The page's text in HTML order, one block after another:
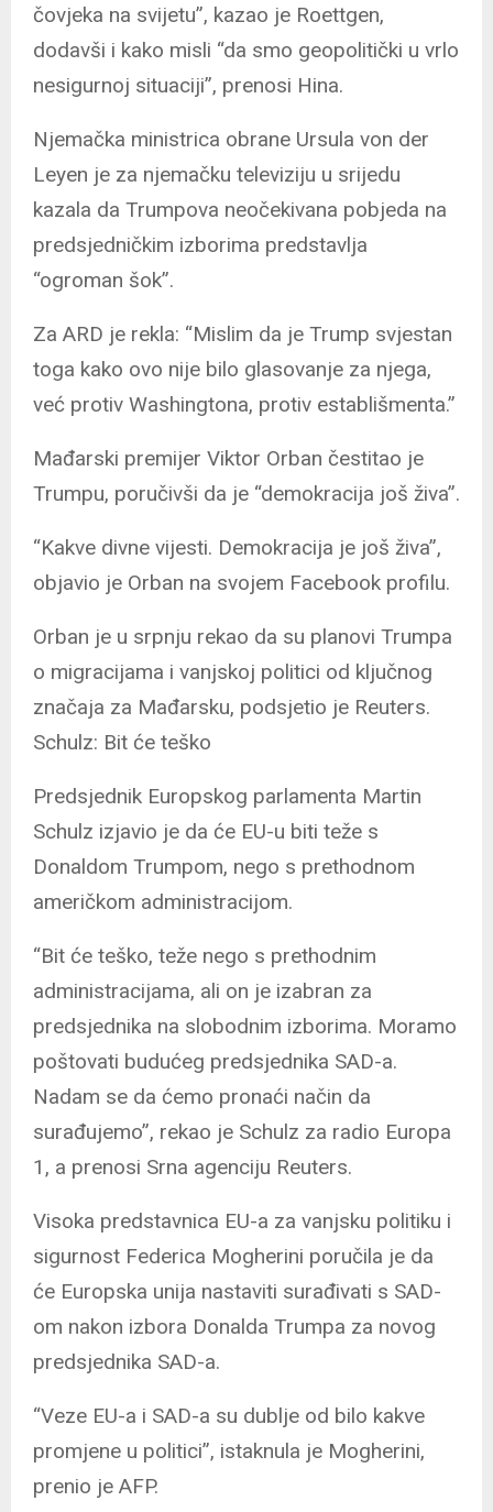
čovjeka na svijetu”, kazao je Roettgen,
dodavši i kako misli “da smo geopolitički u vrlo
nesigurnoj situaciji”, prenosi Hina.
Njemačka ministrica obrane Ursula von der
Leyen je za njemačku televiziju u srijedu
kazala da Trumpova neočekivana pobjeda na
predsjedničkim izborima predstavlja
“ogroman šok”.
Za ARD je rekla: “Mislim da je Trump svjestan
toga kako ovo nije bilo glasovanje za njega,
već protiv Washingtona, protiv establišmenta.”
Mađarski premijer Viktor Orban čestitao je
Trumpu, poručivši da je “demokracija još živa”.
“Kakve divne vijesti. Demokracija je još živa”,
objavio je Orban na svojem Facebook profilu.
Orban je u srpnju rekao da su planovi Trumpa
o migracijama i vanjskoj politici od ključnog
značaja za Mađarsku, podsjetio je Reuters.
Schulz: Bit će teško
Predsjednik Europskog parlamenta Martin
Schulz izjavio je da će EU-u biti teže s
Donaldom Trumpom, nego s prethodnom
američkom administracijom.
“Bit će teško, teže nego s prethodnim
administracijama, ali on je izabran za
predsjednika na slobodnim izborima. Moramo
poštovati budućeg predsjednika SAD-a.
Nadam se da ćemo pronaći način da
surađujemo”, rekao je Schulz za radio Europa
1, a prenosi Srna agenciju Reuters.
Visoka predstavnica EU-a za vanjsku politiku i
sigurnost Federica Mogherini poručila je da
će Europska unija nastaviti surađivati s SAD-
om nakon izbora Donalda Trumpa za novog
predsjednika SAD-a.
“Veze EU-a i SAD-a su dublje od bilo kakve
promjene u politici”, istaknula je Mogherini,
prenio je AFP.